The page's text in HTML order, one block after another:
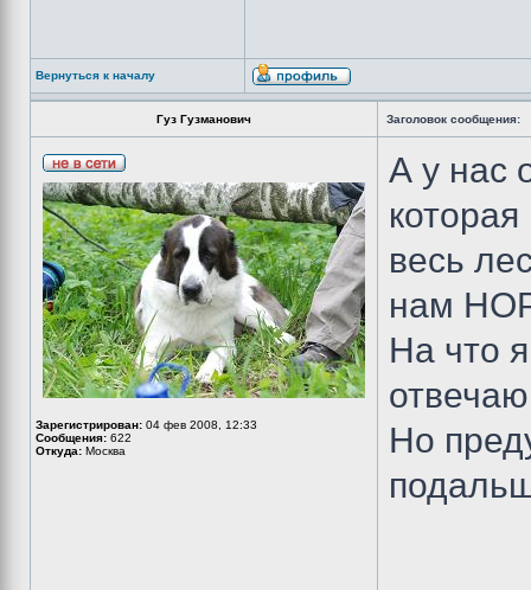
Вернуться к началу
Гуз Гузманович Заголовок сообщения:
Зарегистрирован: 04 фев 2008, 12:33
Сообщения: 622
Откуда: Москва
А у нас
весь
нам
На что
Но